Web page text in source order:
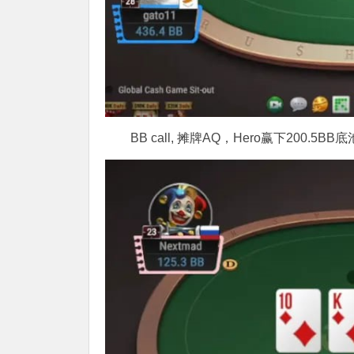
BB call, 摊牌AQ，Hero赢下200.5BB底